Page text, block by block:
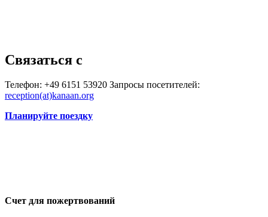
Связаться с
Телефон: +49 6151 53920 Запросы посетителей:
reception(at)kanaan.org
Планируйте поездку
Счет для пожертвований